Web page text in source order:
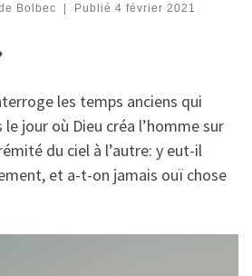
Bolbec | Publié 4 février 2021
les temps anciens qui
jour où Dieu créa l’homme sur
du ciel à l’autre: y eut-il
et a-t-on jamais ouï chose